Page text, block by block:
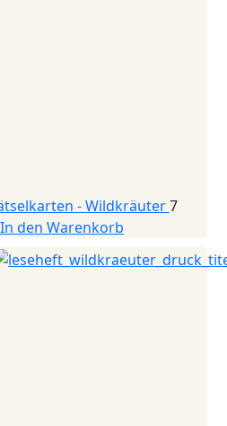
- Wildkräuter7
In den Warenkorb